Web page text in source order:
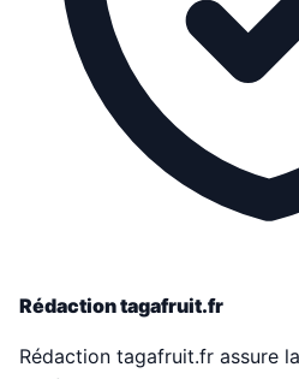
Rédaction tagafruit.fr
Rédaction tagafruit.fr assure